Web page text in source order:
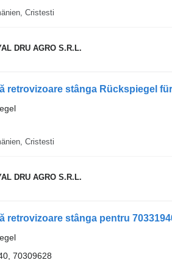
Cristesti
DRU AGRO S.R.L.
retrovizoare stânga Rückspiegel
Cristesti
DRU AGRO S.R.L.
70309628